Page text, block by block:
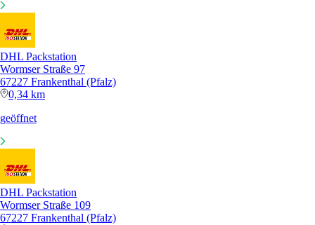
DHL Packstation
Wormser Straße 97
67227 Frankenthal (Pfalz)
0,34 km
geöffnet
DHL Packstation
Wormser Straße 109
67227 Frankenthal (Pfalz)